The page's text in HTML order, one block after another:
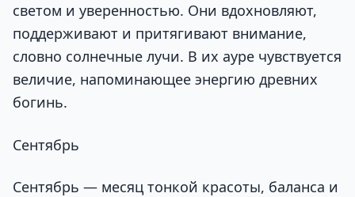
светом и уверенностью. Они вдохновляют,
поддерживают и притягивают внимание,
словно солнечные лучи. В их ауре чувствуется
величие, напоминающее энергию древних
богинь.
Сентябрь
Сентябрь — месяц тонкой красоты, баланса и